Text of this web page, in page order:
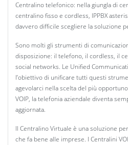
Centralino telefonico: nella giungla di
centralino fisso e cordless, IPPBX
davvero difficile scegliere la soluzione
Sono molti gli strumenti di
disposizione: il telefono, il cordless, il
social networks. Le Unified
l’obiettivo di unificare tutti questi
agevolarci nella scelta del più
VOIP, la telefonia aziendale diventa
aggiornata.
Il Centralino Virtuale è una soluzione
che fa bene alle imprese. I Centralini